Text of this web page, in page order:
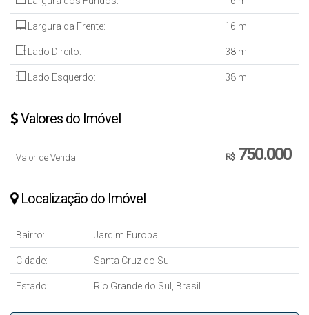
Largura da Frente: 16 m
Lado Direito: 38 m
Lado Esquerdo: 38 m
Valores do Imóvel
R$750.000
Valor de Venda
Localização do Imóvel
Bairro: Jardim Europa
Cidade: Santa Cruz do Sul
Estado: Rio Grande do Sul, Brasil